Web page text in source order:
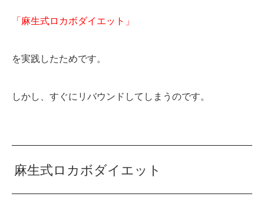
「麻生式ロカボダイエット」
を実践したためです。
しかし、すぐにリバウンドしてしまうのです。
麻生式ロカボダイエット